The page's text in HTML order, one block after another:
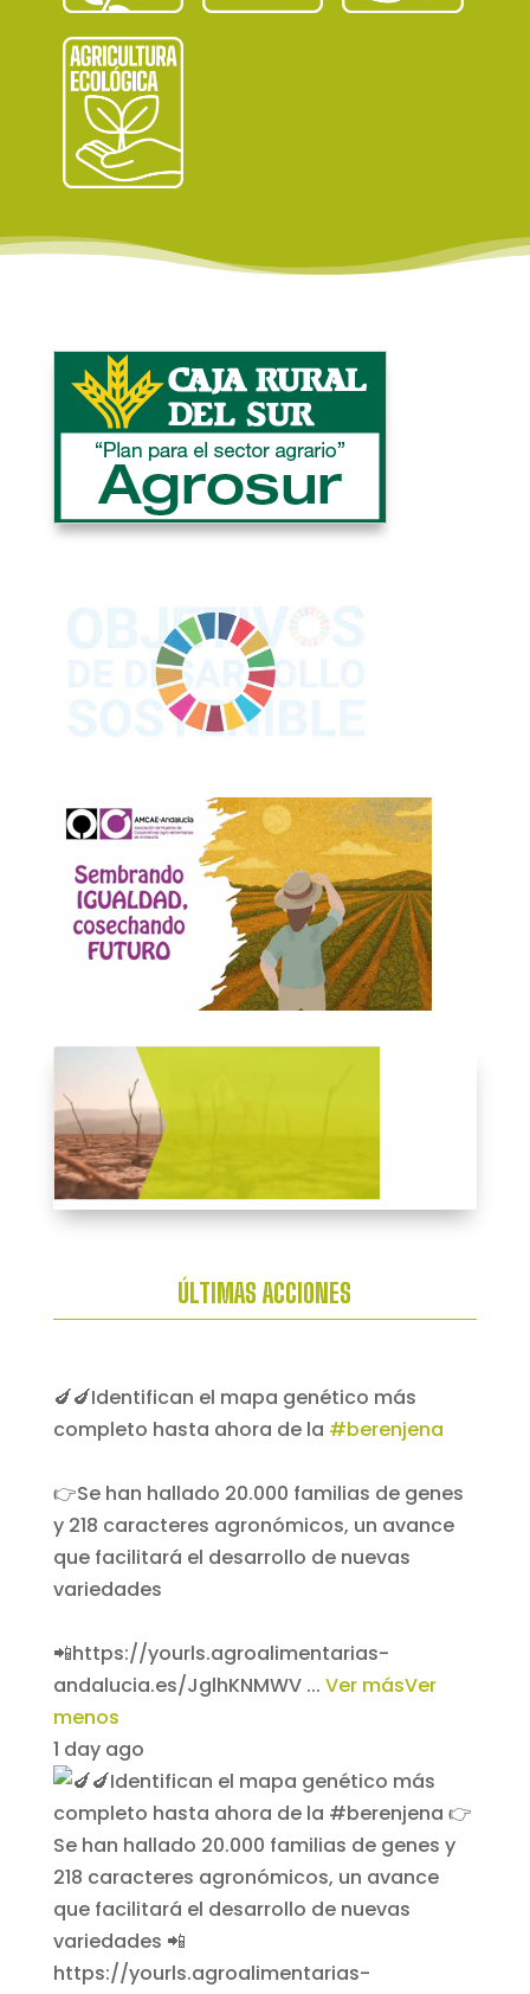
ÚLTIMAS ACCIONES
🍆🍆Identifican el mapa genético más
completo hasta ahora de la #berenjena
👉Se han hallado 20.000 familias de genes
y 218 caracteres agronómicos, un avance
que facilitará el desarrollo de nuevas
variedades
📲https://yourls.agroalimentarias-
andalucia.es/JglhKNMWV ... Ver másVer
menos
1 day ago